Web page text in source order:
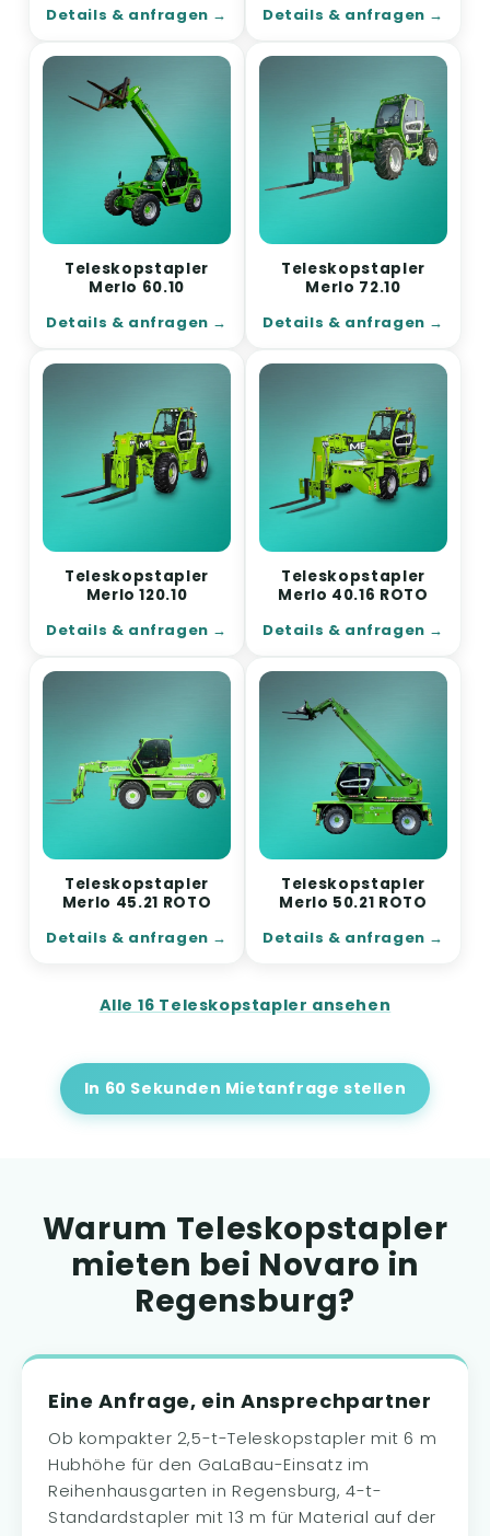
Details & anfragen
Details & anfragen
Teleskopstapler
Merlo 60.10
Details & anfragen
Teleskopstapler
Merlo 72.10
Details & anfragen
Teleskopstapler
Merlo 120.10
Details & anfragen
Teleskopstapler
Merlo 40.16 ROTO
Details & anfragen
Teleskopstapler
Merlo 45.21 ROTO
Details & anfragen
Teleskopstapler
Merlo 50.21 ROTO
Details & anfragen
Alle 16 Teleskopstapler ansehen
In 60 Sekunden Mietanfrage stellen
Warum Teleskopstapler
mieten bei Novaro in
Regensburg?
Eine Anfrage, ein Ansprechpartner
Ob kompakter 2,5-t-Teleskopstapler mit 6 m
Hubhöhe für den GaLaBau-Einsatz im
Reihenhausgarten in Regensburg, 4-t-
Standardstapler mit 13 m für Material auf der